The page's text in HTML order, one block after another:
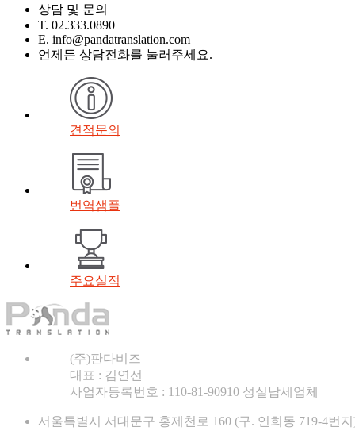
상담 및 문의
T. 02.333.0890
E. info@pandatranslation.com
언제든 상담전화를 눌러주세요.
견적문의
번역샘플
주요실적
(주)판다비즈
대표 : 김연선
사업자등록번호 : 110-81-90910 성실납세업체
서울특별시 서대문구 홍제천로 160 (구. 연희동 719-4번